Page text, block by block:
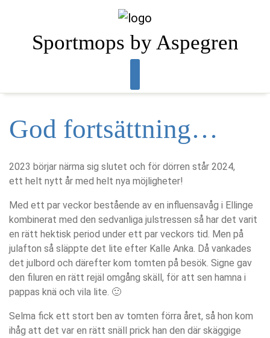
contentSportmops by Aspegren
God fortsättning…
2023 börjar närma sig slutet och för dörren står 2024,
ett helt nytt år med helt nya möjligheter!
Med ett par veckor bestående av en influensavåg i Ellinge
kombinerat med den sedvanliga julstressen så har det varit
en rätt hektisk period under ett par veckors tid. Men på
julafton så släppte det lite efter Kalle Anka. Då vankades
det julbord och därefter kom tomten på besök. Signe gav
den filuren en rätt rejäl omgång skäll, för att sen hamna i
pappas knä och vila lite. 🙂
Selma fick ett stort ben av tomten förra året, så hon kom
ihåg att det var en rätt snäll prick han den där skäggige